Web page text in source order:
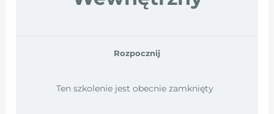
Rozpocznij
Ten szkolenie jest obecnie zamknięty